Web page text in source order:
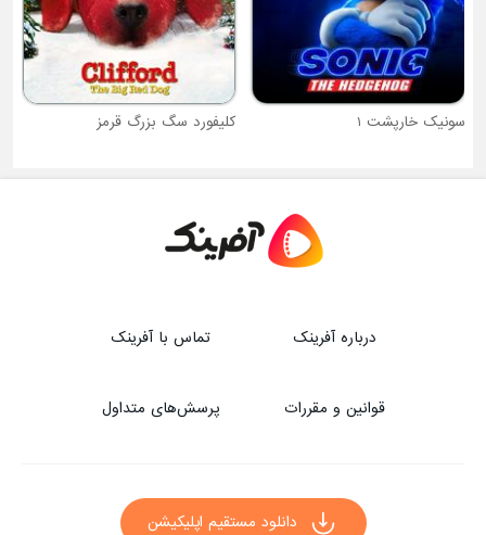
سونیک خارپشت 1 کلیفورد سگ بزرگ قرمز
درباره آفرینک تماس با آفرینک
قوانین و مقررات پرسش‌های متداول
دانلود مستقیم اپلیکیشن